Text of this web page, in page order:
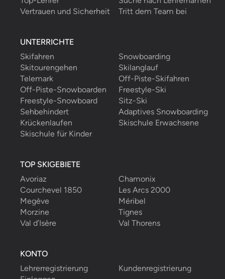
Vertrauen und Sicherheit
Tritt dem Team bei
UNTERRICHTE
Skifahren
Snowboarding
Skitourengehen
Skilanglauf
Telemark
Off-Piste-Skifahren
Off-Piste-Snowboarden
Freestyle-Ski
Freestyle-Snowboard
Sitz-Ski
Sehbehindert
Adaptives Snowboarding
Krückenlaufen
Skischule Erwachsene
Skischule für Kinder
TOP SKIGEBIETE
Avoriaz
Chamonix
Courchevel 1850
Les Arcs 2000
Megève
Méribel
Morzine
Tignes
Val d’Isère
Val Thorens
KONTO
Lehrerregistrierung
Kundenregistrierung